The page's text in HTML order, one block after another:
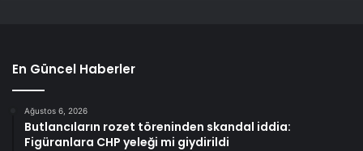
En Güncel Haberler
Ağustos 6, 2026
Butlancıların rozet töreninden skandal iddia:
Figüranlara CHP yeleği mi giydirildi